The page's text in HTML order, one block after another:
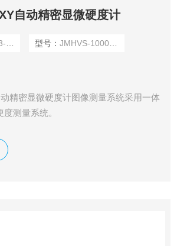
自动精密显微硬度计
型号： JMHVS-1000-XY
精密显微硬度计图像测量系统采用一体
测量系统。